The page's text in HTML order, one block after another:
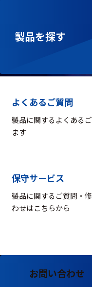
製品を探す
よくあるご質問
製品に関するよくある
ます
保守サービス
製品に関するご質問・
わせはこちらから
お問い合わせ